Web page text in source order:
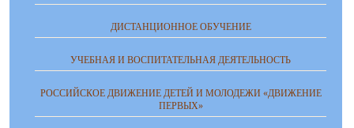
ДИСТАНЦИОННОЕ ОБУЧЕНИЕ
УЧЕБНАЯ И ВОСПИТАТЕЛЬНАЯ ДЕЯТЕЛЬНОСТЬ
РОССИЙСКОЕ ДВИЖЕНИЕ ДЕТЕЙ И МОЛОДЕЖИ «ДВИЖЕНИЕ
ПЕРВЫХ»